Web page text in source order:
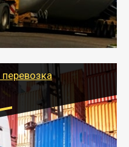
сроки поможет вам
негабаритные
манипулятором и
оптимальный
перевозка